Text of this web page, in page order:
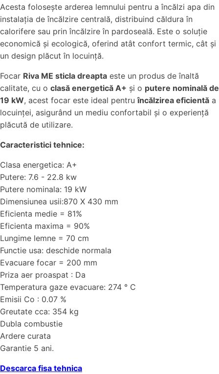
Acesta folosește arderea lemnului pentru a încălzi apa din
instalația de încălzire centrală, distribuind căldura în
calorifere sau prin încălzire în pardoseală. Este o soluție
economică și ecologică, oferind atât confort termic, cât și
un design plăcut în locuință.
Focar Riva ME sticla dreapta este un produs de înaltă
calitate, cu o clasă energetică A+ și o putere nominală de
19 kW, acest focar este ideal pentruîncălzirea eficientă a
locuinței, asigurând un mediu confortabil și o experiență
plăcută de utilizare.
Caracteristici tehnice:
Clasa energetica: A+
Putere: 7.6 - 22.8 kw
Putere nominala: 19 kW
Dimensiunea usii:870 X 430 mm
Eficienta medie = 81%
Eficienta maxima = 90%
Lungime lemne = 70 cm
Functie usa: deschide normala
Evacuare focar = 200 mm
Priza aer proaspat : Da
Temperatura gaze evacuare: 274 ° C
Emisii Co : 0.07 %
Greutate cca: 354 kg
Dubla combustie
Ardere curata
Garantie 5 ani.
Descarca fisa tehnica